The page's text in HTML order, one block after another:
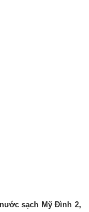
sạch Mỹ Đình 2,